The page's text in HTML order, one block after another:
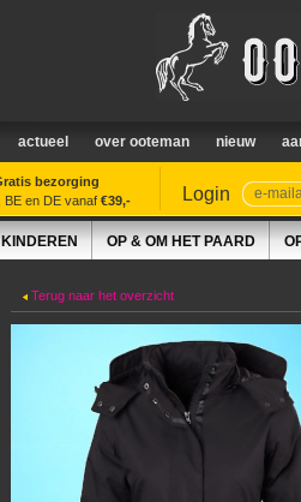
actueel over ooteman nieuw
bezorging
BE en DE vanaf €39,- Login
KINDEREN OP & OM HET PAARD
Terug naar het overzicht